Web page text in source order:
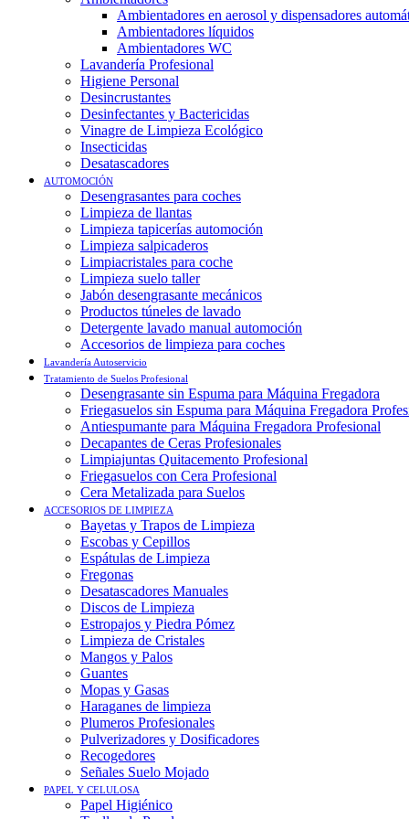
Ambientadores en aerosol y dispensadores
Ambientadores líquidos
Ambientadores WC
Lavandería Profesional
Higiene Personal
Desincrustantes
Desinfectantes y Bactericidas
Vinagre de Limpieza Ecológico
Insecticidas
Desatascadores
AUTOMOCIÓN
Desengrasantes para coches
Limpieza de llantas
Limpieza tapicerías automoción
Limpieza salpicaderos
Limpiacristales para coche
Limpieza suelo taller
Jabón desengrasante mecánicos
Productos túneles de lavado
Detergente lavado manual automoción
Accesorios de limpieza para coches
Lavandería Autoservicio
Tratamiento de Suelos Profesional
Desengrasante sin Espuma para Máquina Fregadora
Friegasuelos sin Espuma para Máquina Fregadora
Antiespumante para Máquina Fregadora Profesional
Decapantes de Ceras Profesionales
Limpiajuntas Quitacemento Profesional
Friegasuelos con Cera Profesional
Cera Metalizada para Suelos
ACCESORIOS DE LIMPIEZA
Bayetas y Trapos de Limpieza
Escobas y Cepillos
Espátulas de Limpieza
Fregonas
Desatascadores Manuales
Discos de Limpieza
Estropajos y Piedra Pómez
Limpieza de Cristales
Mangos y Palos
Guantes
Mopas y Gasas
Haraganes de limpieza
Plumeros Profesionales
Pulverizadores y Dosificadores
Recogedores
Señales Suelo Mojado
PAPEL Y CELULOSA
Papel Higiénico